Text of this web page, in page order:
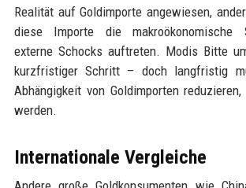
Realität auf Goldimporte angewiesen,
diese Importe die makroökonomische
externe Schocks auftreten. Modis Bitte
kurzfristiger Schritt – doch langfristig
Abhängigkeit von Goldimporten
werden.
Internationale Vergleiche